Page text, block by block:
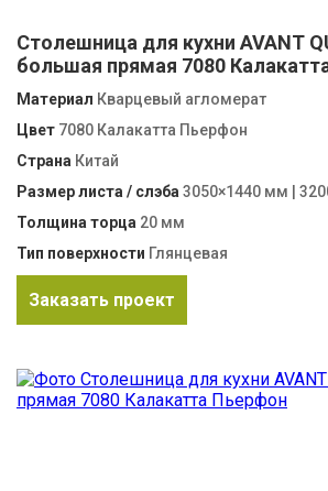
Столешница для кухни AVANT
большая прямая 7080
Материал Кварцевый агломерат
Цвет 7080 Калакатта Пьерфон
Страна Китай
Размер листа / слэба 3050×1440 мм |
Толщина торца 20 мм
Тип поверхности Глянцевая
Заказать проект